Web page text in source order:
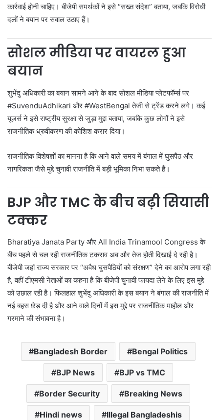
कार्रवाई होनी चाहिए। बीजेपी समर्थकों ने इसे “सख्त संदेश” बताया, जबकि विरोधी
दलों ने बयान पर सवाल उठाए हैं।
सोशल मीडिया पर वायरल हुआ
बयान
शुभेंदु अधिकारी का बयान सामने आने के बाद सोशल मीडिया प्लेटफॉर्म्स पर
#SuvenduAdhikari और #WestBengal तेजी से ट्रेंड करने लगे। कई
यूजर्स ने इसे राष्ट्रीय सुरक्षा से जुड़ा मुद्दा बताया, जबकि कुछ लोगों ने इसे
राजनीतिक ध्रुवीकरण की कोशिश करार दिया।
राजनीतिक विशेषज्ञों का मानना है कि आने वाले समय में बंगाल में घुसपैठ और
नागरिकता जैसे मुद्दे चुनावी राजनीति में बड़ी भूमिका निभा सकते हैं।
BJP और TMC के बीच बढ़ी सियासी
टक्कर
Bharatiya Janata Party और All India Trinamool Congress के
बीच पहले से चल रही राजनीतिक टकराव अब और तेज होती दिखाई दे रही है।
बीजेपी जहां राज्य सरकार पर “अवैध घुसपैठियों को संरक्षण” देने का आरोप लगा रही
है, वहीं टीएमसी नेताओं का कहना है कि बीजेपी चुनावी फायदा लेने के लिए इस मुद्दे
को उछाल रही है। फिलहाल शुभेंदु अधिकारी के इस बयान ने बंगाल की राजनीति में
नई बहस छेड़ दी है और आने वाले दिनों में इस मुद्दे पर राजनीतिक माहौल और
गरमाने की संभावना है।
Bangladesh Border Bengal Politics
BJP News BJP vs TMC
Border Security Breaking News
Hindi news Illegal Bangladeshis